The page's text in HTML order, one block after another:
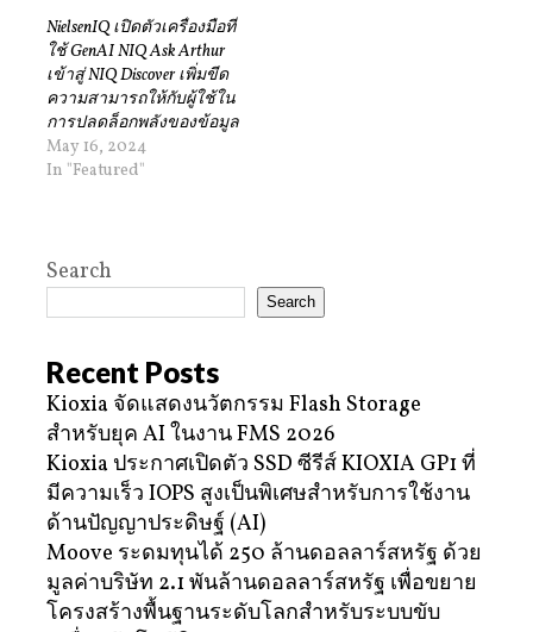
NielsenIQ เปิดตัวเครื่องมือที่
ใช้ GenAI NIQ Ask Arthur
เข้าสู่ NIQ Discover เพิ่มขีด
ความสามารถให้กับผู้ใช้ใน
การปลดล็อกพลังของข้อมูล
May 16, 2024
In "Featured"
Search
Search
Recent Posts
Kioxia จัดแสดงนวัตกรรม Flash Storage
สำหรับยุค AI ในงาน FMS 2026
Kioxia ประกาศเปิดตัว SSD ซีรีส์ KIOXIA GP1 ที่
มีความเร็ว IOPS สูงเป็นพิเศษสำหรับการใช้งาน
ด้านปัญญาประดิษฐ์ (AI)
Moove ระดมทุนได้ 250 ล้านดอลลาร์สหรัฐ ด้วย
มูลค่าบริษัท 2.1 พันล้านดอลลาร์สหรัฐ เพื่อขยาย
โครงสร้างพื้นฐานระดับโลกสำหรับระบบขับ